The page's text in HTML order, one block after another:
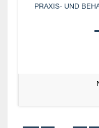
PRAXIS- UND